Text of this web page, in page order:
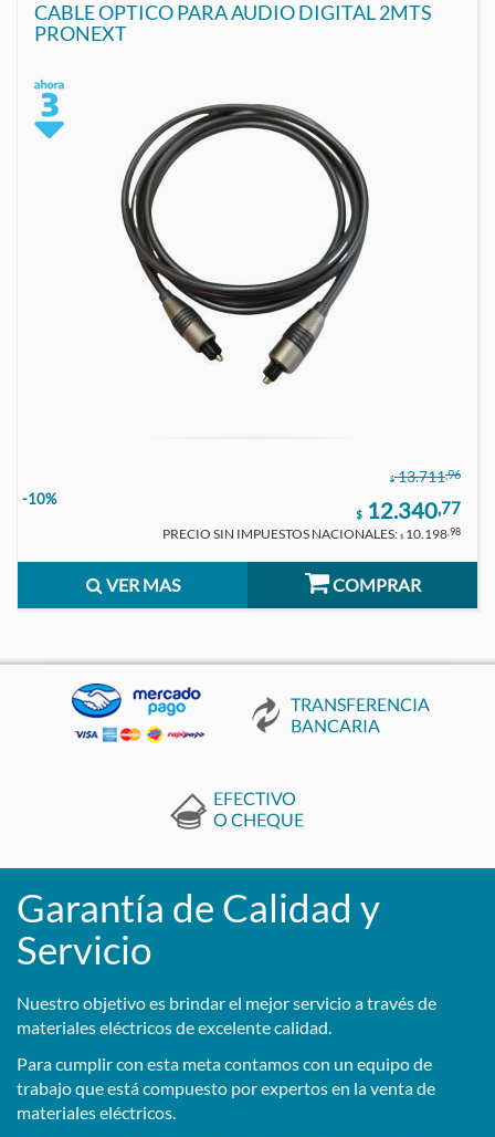
CABLE OPTICO PARA AUDIO DIGITAL 2MTS
PRONEXT
$ 13.711,96
-10%
$ 12.340,77
PRECIO SIN IMPUESTOS NACIONALES: $ 10.198,98
VER MAS COMPRAR
Garantía de Calidad y
Servicio
Nuestro objetivo es brindar el mejor servicio a través de
materiales eléctricos de excelente calidad.
Para cumplir con esta meta contamos con un equipo de
trabajo que está compuesto por expertos en la venta de
materiales eléctricos.